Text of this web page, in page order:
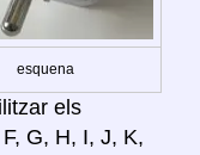
esquena
els
G, H, I, J, K,